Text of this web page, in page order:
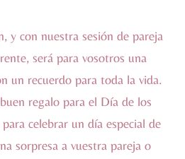
y con nuestra sesión de pareja
será para vosotros una
un recuerdo para toda la vida.
regalo para el Día de los
celebrar un día especial de
sorpresa a vuestra pareja o